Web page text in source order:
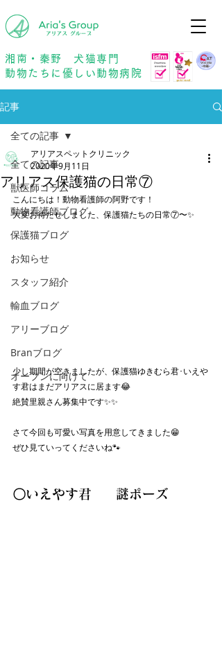
湘南・秦野 犬猫専門
動物たちに優しい動物病院
記事
全ての記事
獣医師コラム
動物看護師ブログ
保護猫ブログ
お知らせ
スタッフ紹介
輸血ブログ
アリーブログ
Branブログ
オープンに向けて
全ての記事
アリアス保護猫の日常⑦
アリアスペットクリニック
2020年9月11日
こんにちは！動物看護師の阿野です！
大変お待たせしました、保護猫たちの日常⑦〜✨
少し期間が空きましたが、保護猫ゆきむら君･いえや
す君はまだアリアスに居ます😂
絶賛里親さん募集中です✨✨
さて今回も可愛い写真を用意してきました😁
ぜひ見ていってくださいね🐾
〇いえやす君     謎ポーズ